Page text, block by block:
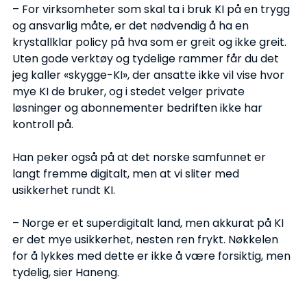
– For virksomheter som skal ta i bruk KI på en trygg
og ansvarlig måte, er det nødvendig å ha en
krystallklar policy på hva som er greit og ikke greit.
Uten gode verktøy og tydelige rammer får du det
jeg kaller «skygge-KI», der ansatte ikke vil vise hvor
mye KI de bruker, og i stedet velger private
løsninger og abonnementer bedriften ikke har
kontroll på.
Han peker også på at det norske samfunnet er
langt fremme digitalt, men at vi sliter med
usikkerhet rundt KI.
– Norge er et superdigitalt land, men akkurat på KI
er det mye usikkerhet, nesten ren frykt. Nøkkelen
for å lykkes med dette er ikke å være forsiktig, men
tydelig, sier Haneng.